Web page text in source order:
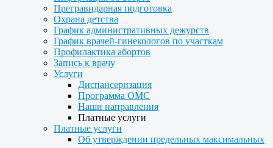
Прегравидарная подготовка
Охрана детства
График административных дежурств
График врачей-гинекологов по участкам
Профилактика абортов
Запись к врачу
Услуги
Диспансеризация
Программа ОМС
Наши направления
Платные услуги
Платные услуги
Об утверждении предельных максимальных